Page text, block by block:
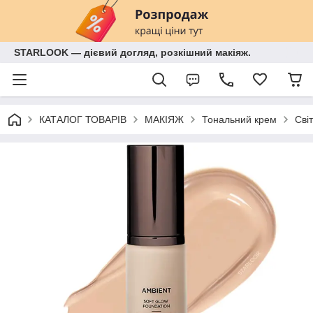
STARLOOK — дієвий догляд, розкішний макіяж.
КАТАЛОГ ТОВАРІВ МАКІЯЖ Тональний крем